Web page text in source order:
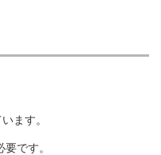
ます。
要です。